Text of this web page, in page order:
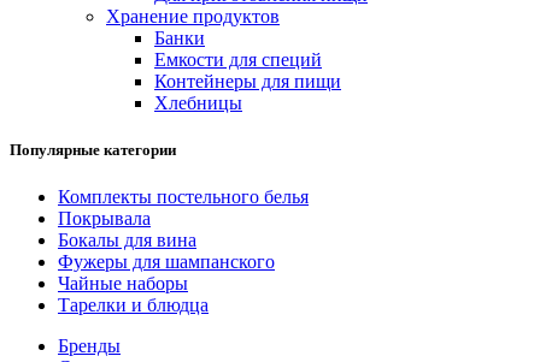
Хранение продуктов
Банки
Емкости для специй
Контейнеры для пищи
Хлебницы
Популярные категории
Комплекты постельного белья
Покрывала
Бокалы для вина
Фужеры для шампанского
Чайные наборы
Тарелки и блюдца
Бренды